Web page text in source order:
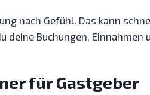
nach Gefühl. Das kann
deine Buchungen,
für Gastgeber